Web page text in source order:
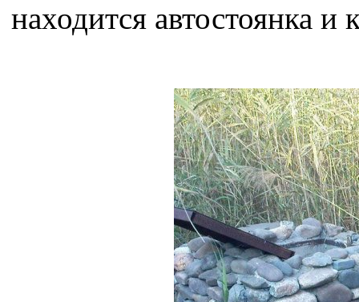
находится автостоянка